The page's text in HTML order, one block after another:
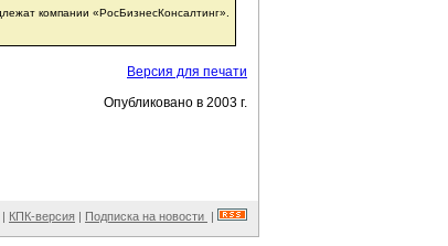
компании «РосБизнесКонсалтинг».
Версия для печати
Опубликовано в 2003 г.
| КПК-версия | Подписка на новости |